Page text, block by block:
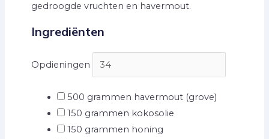
gedroogde vruchten en havermout.
Ingrediënten
Opdieningen
500 grammen havermout (grove)
150 grammen kokosolie
150 grammen honing